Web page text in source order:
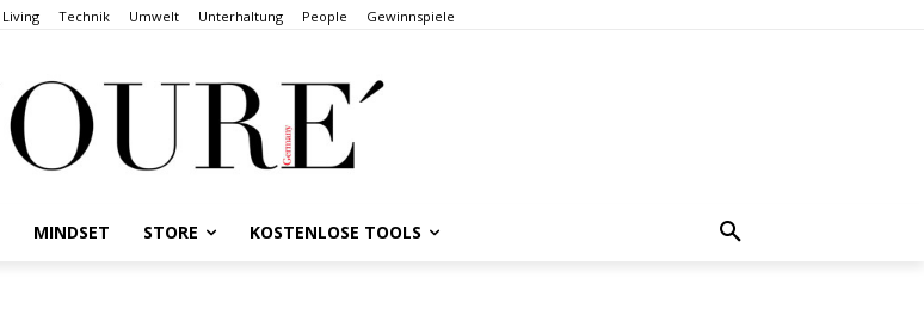
Living Technik Umwelt Unterhaltung People Gewinnspiele
MINDSET STORE KOSTENLOSE TOOLS